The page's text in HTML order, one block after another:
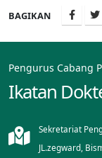
BAGIKAN
Pengurus Cabang
Ikatan
Sekretariat
JL.zegward,